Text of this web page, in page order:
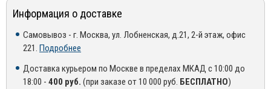
Профессионализм, опыт и компетентность специалистов
компании в сочетании с применением высококачественных
материалов позволяет создавать качественные изделия,
отвечающие международным стандартам и нормам. Благодаря
отношения с ведущими автосалонами столицы и регионов.
Информация о доставке
Самовывоз - г. Москва, ул. Лобненская, д.21, 2-й этаж, офис
221. Подробнее
Доставка курьером по Москве в пределах МКАД с 10:00 до
18:00 - 400 руб. (при заказе от 10 000 руб. БЕСПЛАТНО)